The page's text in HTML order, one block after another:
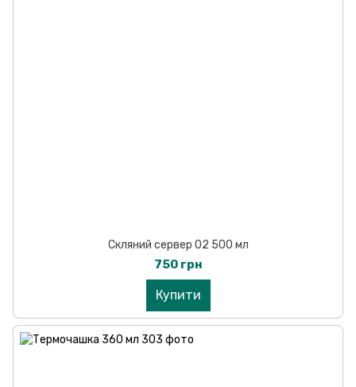
Скляний сервер 02 500 мл
750 грн
Купити